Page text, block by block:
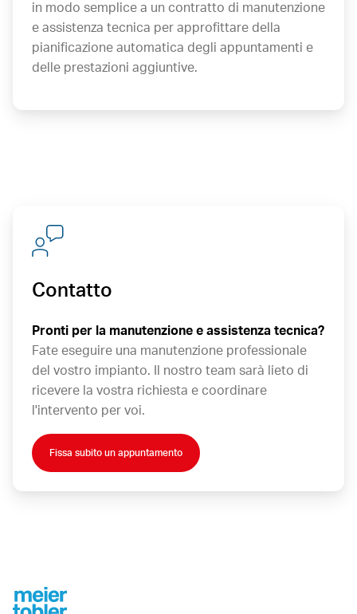
in modo semplice a un contratto di manutenzione
e assistenza tecnica per approfittare della
pianificazione automatica degli appuntamenti e
delle prestazioni aggiuntive.
Contatto
Pronti per la manutenzione e assistenza tecnica?
Fate eseguire una manutenzione professionale
del vostro impianto. Il nostro team sarà lieto di
ricevere la vostra richiesta e coordinare
l'intervento per voi.
Fissa subito un appuntamento
Footer